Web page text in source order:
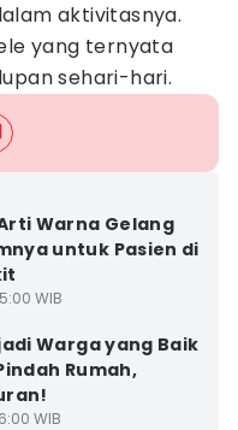
aktivitasnya.
yang ternyata
sehari-hari.
Warna Gelang
untuk Pasien di
WIB
Warga yang Baik
Rumah,
WIB